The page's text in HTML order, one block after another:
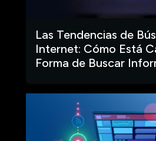
Las Tendencias de
Internet: Cómo Está
Forma de Buscar